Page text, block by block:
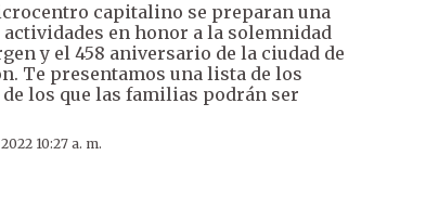
capitalino se preparan una
actividades en honor a la solemnidad
y el 458 aniversario de la ciudad de
Te presentamos una lista de los
de los que las familias podrán ser
10:27 a. m.